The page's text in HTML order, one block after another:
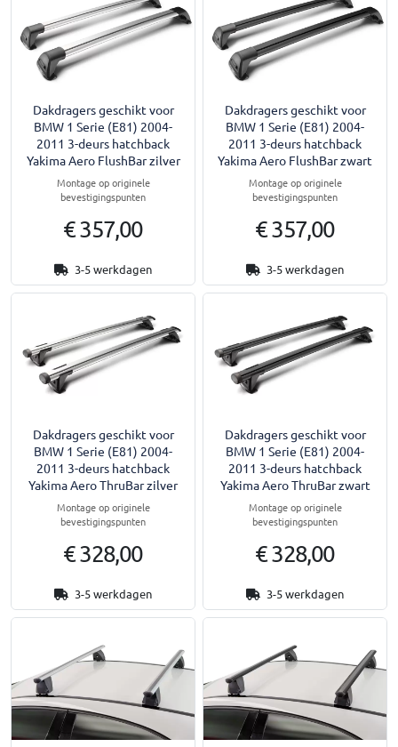
Dakdragers geschikt voor
BMW 1 Serie (E81) 2004-
2011 3-deurs hatchback
Yakima Aero FlushBar zilver
Montage op originele
bevestigingspunten
€ 357,00
3-5 werkdagen
Dakdragers geschikt voor
BMW 1 Serie (E81) 2004-
2011 3-deurs hatchback
Yakima Aero FlushBar zwart
Montage op originele
bevestigingspunten
€ 357,00
3-5 werkdagen
Dakdragers geschikt voor
BMW 1 Serie (E81) 2004-
2011 3-deurs hatchback
Yakima Aero ThruBar zilver
Montage op originele
bevestigingspunten
€ 328,00
3-5 werkdagen
Dakdragers geschikt voor
BMW 1 Serie (E81) 2004-
2011 3-deurs hatchback
Yakima Aero ThruBar zwart
Montage op originele
bevestigingspunten
€ 328,00
3-5 werkdagen